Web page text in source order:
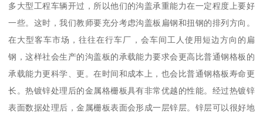
多大型工程车辆开过，所以他们的沟盖承重能力在一定程度上要好
一些。这时，我们教师要充分考虑沟盖板扁钢和扭钢的排列方向。
在大型客车市场，往往在行车厂，会车间工人使用短边方向的扁
钢，这样社会生产的沟盖板的承载能力要求会更高比普通钢格板的
承载能力更科学、更。在时间和成本上，也会比普通钢格板寿命更
长。热镀锌处理后的金属格栅板具有非常优越的性能。经过热镀锌
表面数据处理后，金属栅板表面会形成一层锌层。锌层可以很好地